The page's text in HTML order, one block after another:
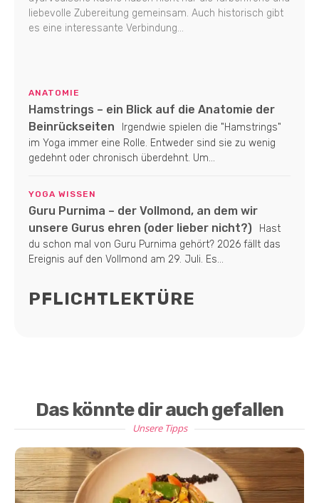
liebevolle Zubereitung gemeinsam. Auch historisch gibt
es eine interessante Verbindung...
ANATOMIE
Hamstrings – ein Blick auf die Anatomie der
Beinrückseiten
Irgendwie spielen die "Hamstrings"
im Yoga immer eine Rolle. Entweder sind sie zu wenig
gedehnt oder chronisch überdehnt. Um...
YOGA WISSEN
Guru Purnima – der Vollmond, an dem wir
unsere Gurus ehren (oder lieber nicht?)
Hast
du schon mal von Guru Purnima gehört? 2026 fällt das
Ereignis auf den Vollmond am 29. Juli. Es...
PFLICHTLEKTÜRE
Das könnte dir auch gefallen
Unsere Tipps